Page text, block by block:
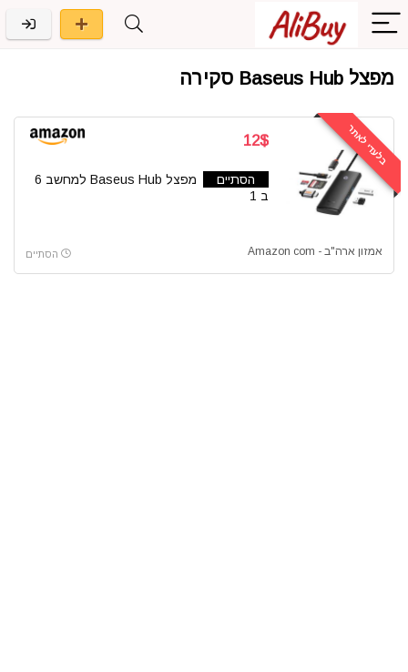
מפצל Baseus Hub סקירה
בלעדי לאתר 12$
הסתיים
מפצל Baseus Hub למחשב 6
ב 1
אמזון ארה"ב - Amazon com הסתיים